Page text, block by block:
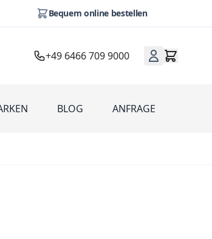
Bequem online bestellen
+49 6466 709 9000
for Werbeartikel
BLOG ANFRAGE